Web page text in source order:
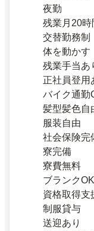
夜勤
残業月20時
交替勤務制
体を動かす
残業手当あ
正社員登用
バイク通勤
髪型髪色自
服装自由
社会保険完
寮完備
寮費無料
ブランクOK
資格取得支
制服貸与
送迎あり